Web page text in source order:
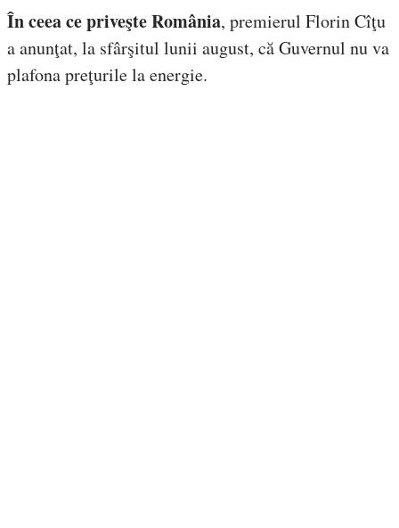
În ceea ce priveşte România, premierul Florin Cîţu
a anunţat, la sfârşitul lunii august, că Guvernul nu va
plafona preţurile la energie.